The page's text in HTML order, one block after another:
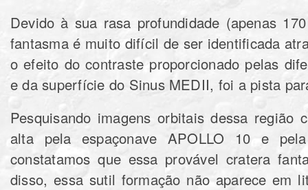
Devido à sua rasa profundidade (apenas
fantasma é muito difícil de ser identificada
o efeito do contraste proporcionado pelas
e da superfície do Sinus MEDII, foi a pista
Pesquisando imagens orbitais dessa região
alta pela espaçonave APOLLO 10 e
constatamos que essa provável cratera
disso, essa sutil formação não aparece em